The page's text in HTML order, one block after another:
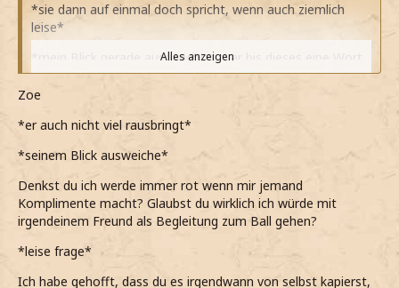
*sie dann auf einmal doch spricht, wenn auch ziemlich
leise*
*mein Blick gerade ausgerichtet war bis dieses eine Wort
gehört hab*
einen moment lang leicht verwirrt vielleicht auch
*bemerke das sie noch immer feuerrot ist und es wohl
das war, was sie so aus der Bahn geworfen hat*
*mir selbst leider nichts schlaues einfällt was sagen
Alles anzeigen
Zoe
*er auch nicht viel rausbringt*
*seinem Blick ausweiche*
Denkst du ich werde immer rot wenn mir jemand
Komplimente macht? Glaubst du wirklich ich würde mit
irgendeinem Freund als Begleitung zum Ball gehen?
*leise frage*
Ich habe gehofft, dass du es irgendwann von selbst kapierst,